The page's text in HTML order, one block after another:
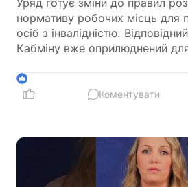
нормативу робочих місць для
осіб з інвалідністю.
Кабміну вже оприлюднений
окремі штатні одиниці під час
середньооблікової чисельності
активних бойових дій
1
Коментувати